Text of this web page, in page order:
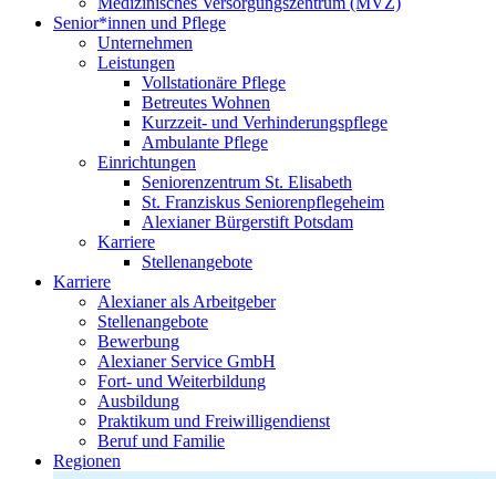
Senior*innen und Pflege
Unternehmen
Leistungen
Vollstationäre Pflege
Betreutes Wohnen
Kurzzeit- und Verhinderungspflege
Ambulante Pflege
Einrichtungen
Seniorenzentrum St. Elisabeth
St. Franziskus Seniorenpflegeheim
Alexianer Bürgerstift Potsdam
Karriere
Stellenangebote
Karriere
Alexianer als Arbeitgeber
Stellenangebote
Bewerbung
Alexianer Service GmbH
Fort- und Weiterbildung
Ausbildung
Praktikum und Freiwilligendienst
Beruf und Familie
Regionen